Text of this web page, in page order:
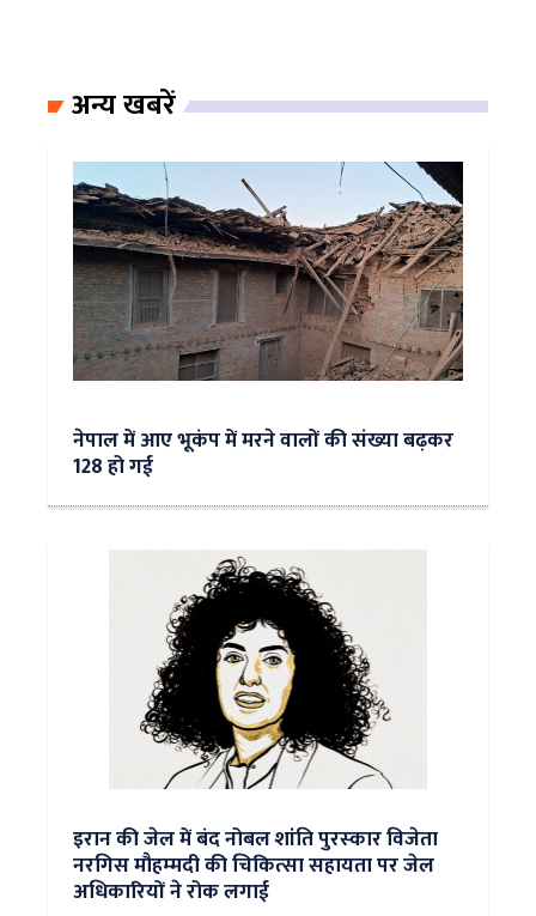
अन्य खबरें
नेपाल में आए भूकंप में मरने वालों की संख्या बढ़कर
128 हो गई
इरान की जेल में बंद नोबल शांति पुरस्‍कार विजेता
नरगिस मौहम्‍मदी की चिकित्‍सा सहायता पर जेल
अधिकारियों ने रोक लगाई